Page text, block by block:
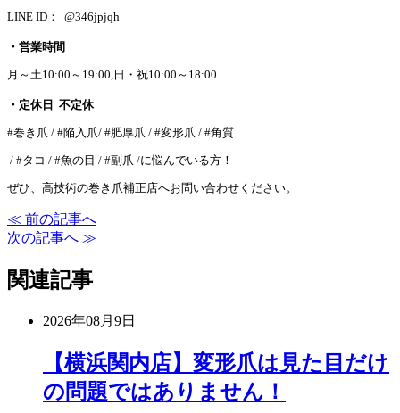
LINE ID： @346jpjqh
・営業時間
月～土10:00～19:00,日・祝10:00～18:00
・定休日 不定休
#巻き爪 / #陥入爪/ #肥厚爪 / #変形爪 / #角質
/ #タコ / #魚の目 / #副爪 /に悩んでいる方！
ぜひ、高技術の巻き爪補正店へお問い合わせください。
≪ 前の記事へ
次の記事へ ≫
関連記事
2026年08月9日
【横浜関内店】変形爪は見た目だけ
の問題ではありません！